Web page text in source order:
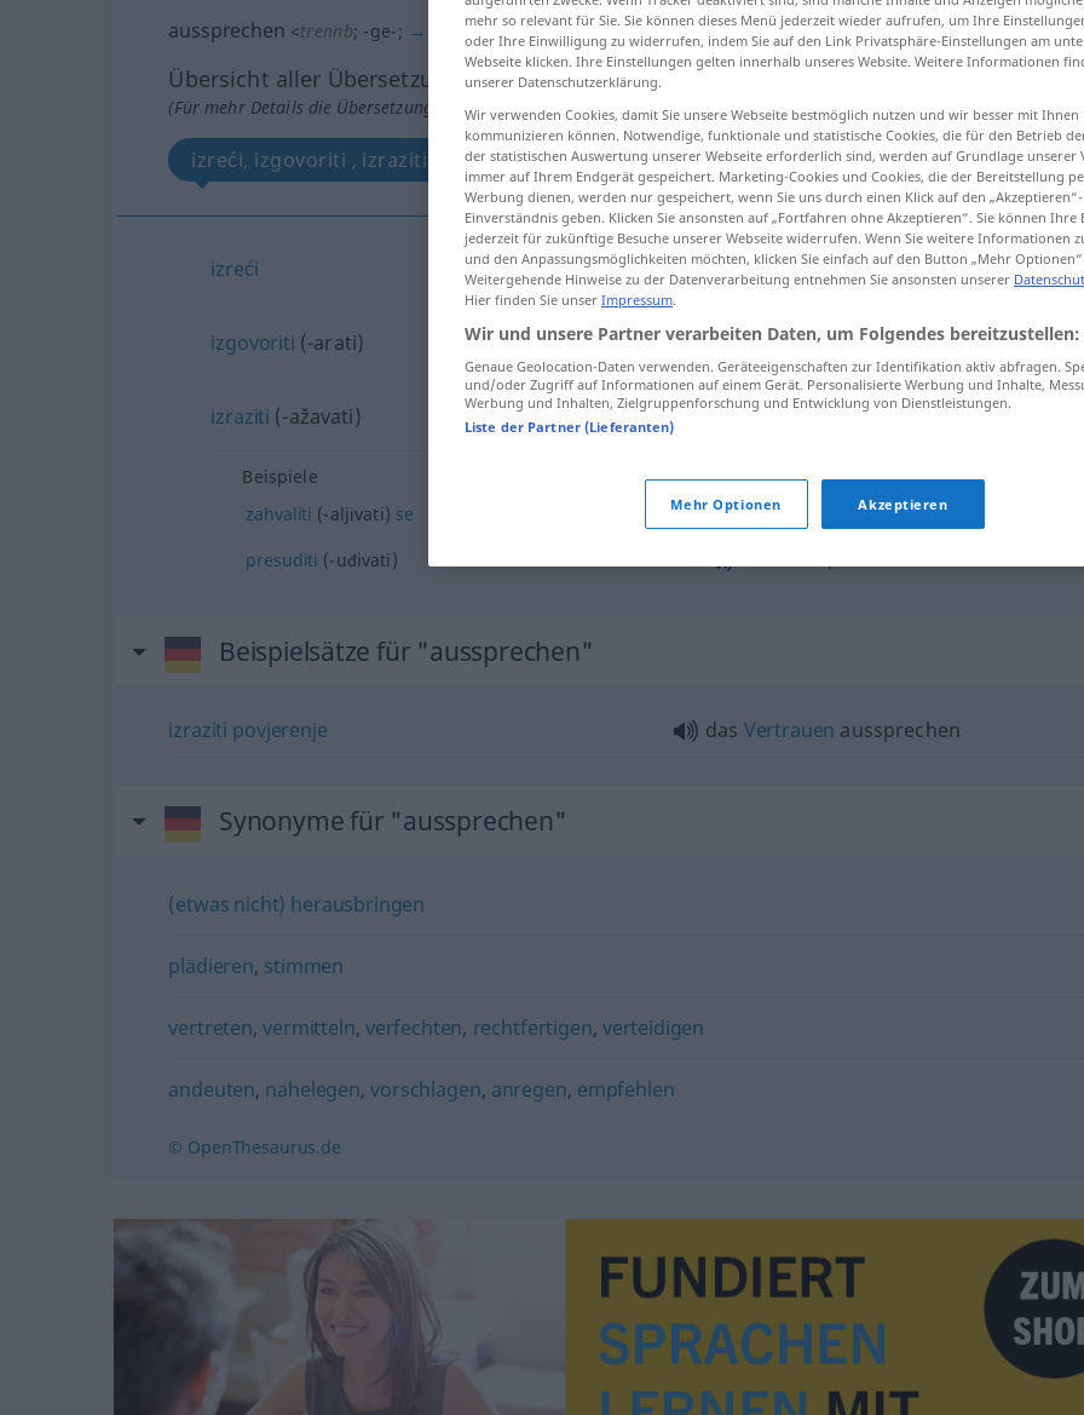
aussprechen <trennb; -ge-; → sprechen>
Übersicht aller Übersetzungen
(Für mehr Details die Übersetzung anklicken/antippen)
izreći, izgovoriti , izraziti
izreći aussprechen
izgovoriti (-arati) aussprechen
izraziti (-ažavati) aussprechen Beileid usw
Beispiele
zahvaliti (-aljivati) se Dank aussprechen
presuditi (-uđivati)
Beispielsätze für "aussprechen"
izraziti povjerenje das Vertrauen aussprechen
Synonyme für "aussprechen"
(etwas nicht) herausbringen
plädieren, stimmen
vertreten,vermitteln, verfechten, rechtfertigen, verteidigen
andeuten, nahelegen,vorschlagen, anregen, empfehlen
© OpenThesaurus.de
mehr so relevant für Sie. Sie können dieses Menü jederzeit wieder aufrufen, um Ihre
oder Ihre Einwilligung zu widerrufen, indem Sie auf den Link Privatsphäre-Einstellungen am
Webseite klicken. Ihre Einstellungen gelten innerhalb unseres Website. Weitere Informationen
unserer Datenschutzerklärung.
Wir verwenden Cookies, damit Sie unsere Webseite bestmöglich nutzen und wir besser mit Ihnen
kommunizieren können. Notwendige, funktionale und statistische Cookies, die für den Betrieb
der statistischen Auswertung unserer Webseite erforderlich sind, werden auf Grundlage unserer
immer auf Ihrem Endgerät gespeichert. Marketing-Cookies und Cookies, die der Bereitstellung
Werbung dienen, werden nur gespeichert, wenn Sie uns durch einen Klick auf den
Einverständnis geben. Klicken Sie ansonsten auf „Fortfahren ohne Akzeptieren“. Sie können Ihre
jederzeit für zukünftige Besuche unserer Webseite widerrufen. Wenn Sie weitere Informationen
und den Anpassungsmöglichkeiten möchten, klicken Sie einfach auf den Button „Mehr Optionen“.
Weitergehende Hinweise zu der Datenverarbeitung entnehmen Sie ansonsten unserer
Hier finden Sie unser Impressum.
Wir und unsere Partner verarbeiten Daten, um Folgendes bereitzustellen:
Genaue Geolocation-Daten verwenden. Geräteeigenschaften zur Identifikation aktiv abfragen.
und/oder Zugriff auf Informationen auf einem Gerät. Personalisierte Werbung und Inhalte,
Werbung und Inhalten, Zielgruppenforschung und Entwicklung von Dienstleistungen.
Liste der Partner (Lieferanten)
Mehr Optionen Akzeptieren